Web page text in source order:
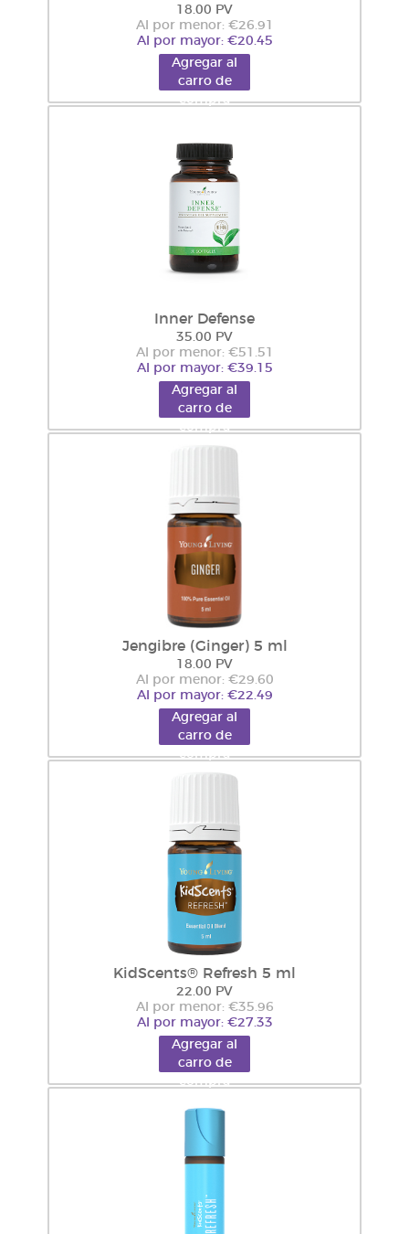
18.00 PV
Al por menor: €26.91
Al por mayor: €20.45
Agregar al
carro de
compra
Inner Defense
35.00 PV
Al por menor: €51.51
Al por mayor: €39.15
Agregar al
carro de
compra
Jengibre (Ginger) 5 ml
18.00 PV
Al por menor: €29.60
Al por mayor: €22.49
Agregar al
carro de
compra
KidScents® Refresh 5 ml
22.00 PV
Al por menor: €35.96
Al por mayor: €27.33
Agregar al
carro de
compra